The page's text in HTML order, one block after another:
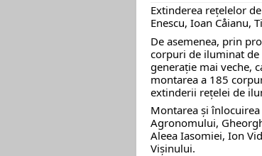
Extinderea rețelelor
Enescu, Ioan Cåianu,
De asemenea, prin
corpuri de iluminat de
generație mai veche,
montarea a 185
extinderii rețelei de
Montarea și
Agronomului,
Aleea Iasomiei, Ion
Vișinului.